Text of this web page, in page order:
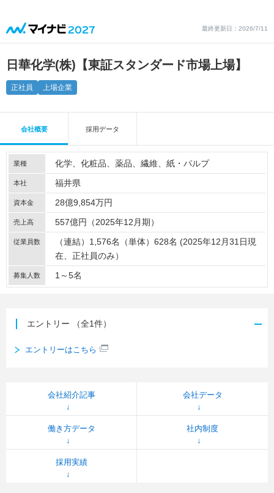
最終更新日：2026/7/11
日華化学(株)【東証スタンダード市場上場】
正社員 上場企業
会社概要 採用データ
業種 化学 化粧品 薬品 繊維 紙・パルプ
本社 福井県
資本金 28億9,854万円
売上高 557億円（2025年12月期）
従業員数
（連結）1,576名（単体）628名 (2025年12月31日現
在、正社員のみ）
募集人数 1～5名
エントリー （全1件）
エントリーはこちら
会社紹介記事 会社データ
働き方データ 社内制度
採用実績